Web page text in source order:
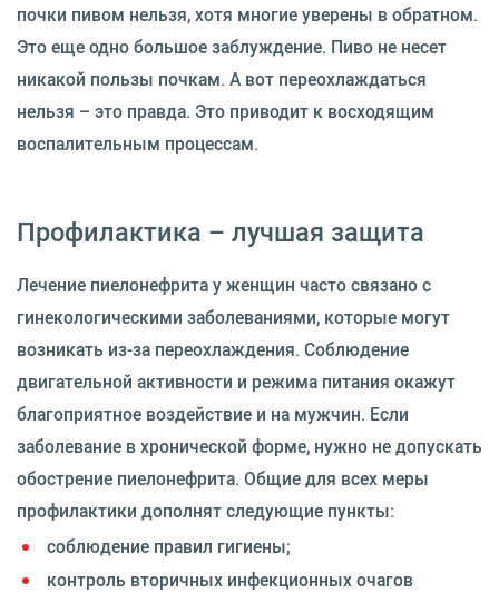
почки пивом нельзя, хотя многие уверены в обратном.
Это еще одно большое заблуждение. Пиво не несет
никакой пользы почкам. А вот переохлаждаться
нельзя – это правда. Это приводит к восходящим
воспалительным процессам.
Профилактика – лучшая защита
Лечение пиелонефрита у женщин часто связано с
гинекологическими заболеваниями, которые могут
возникать из-за переохлаждения. Соблюдение
двигательной активности и режима питания окажут
благоприятное воздействие и на мужчин. Если
заболевание в хронической форме, нужно не допускать
обострение пиелонефрита. Общие для всех меры
профилактики дополнят следующие пункты:
соблюдение правил гигиены;
контроль вторичных инфекционных очагов